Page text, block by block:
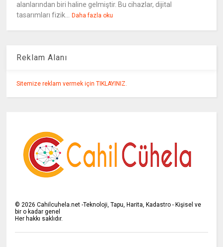
alanlarından biri haline gelmiştir. Bu cihazlar, dijital
tasarımları fizik...
Daha fazla oku
Reklam Alanı
Sitemize reklam vermek için TIKLAYINIZ.
©2026 Cahilcuhela.net -Teknoloji, Tapu, Harita, Kadastro - Kişisel ve
bir o kadar genel
Her hakkı saklıdır.